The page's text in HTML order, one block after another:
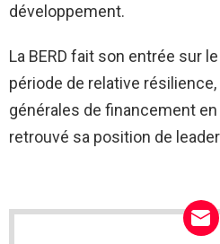
développement.
La BERD fait son entrée sur
période de relative
générales de financement
retrouvé sa position de leader